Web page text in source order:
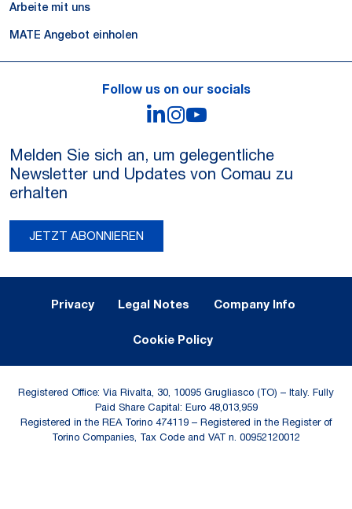
Arbeite mit uns
MATE Angebot einholen
Follow us on our socials
LinkedIn
Instagram
Melden Sie sich an, um gelegentliche
Newsletter und Updates von Comau zu
erhalten
JETZT ABONNIEREN
Privacy Legal Notes Company Info
Cookie Policy
Registered Office: Via Rivalta, 30, 10095 Grugliasco (TO) – Italy. Fully
Paid Share Capital: Euro 48,013,959
Registered in the REA Torino 474119 – Registered in the Register of
Torino Companies, Tax Code and VAT n. 00952120012